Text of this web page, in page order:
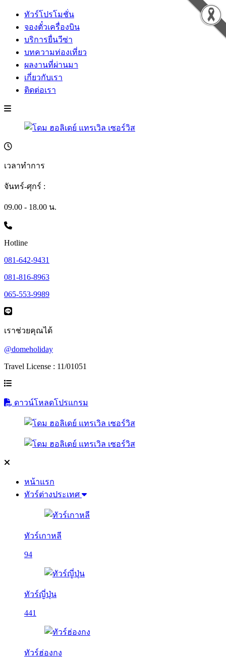
ทัวร์โปรโมชั่น
จองตั๋วเครื่องบิน
บริการยื่นวีซ่า
บทความท่องเที่ยว
ผลงานที่ผ่านมา
เกี่ยวกับเรา
ติดต่อเรา
เวลาทำการ
จันทร์-ศุกร์ :
09.00 - 18.00 น.
Hotline
081-642-9431
081-816-8963
065-553-9989
เราช่วยคุณได้
@domeholiday
Travel License : 11/01051
ดาวน์โหลดโปรแกรม
หน้าแรก
ทัวร์ต่างประเทศ
ทัวร์เกาหลี
94
ทัวร์ญี่ปุ่น
441
ทัวร์ฮ่องกง